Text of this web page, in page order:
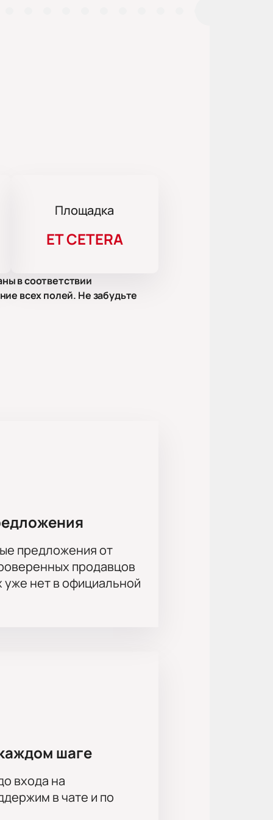
Площадка
ET CETERA
в соответствии
всех полей. Не забудьте
герои узнаваемы для
на сцене.
комфортного просмотра.
для сотрудников или гостей
предложения от
продавцов
нет в официальной
шаге
входа на
в чате и по